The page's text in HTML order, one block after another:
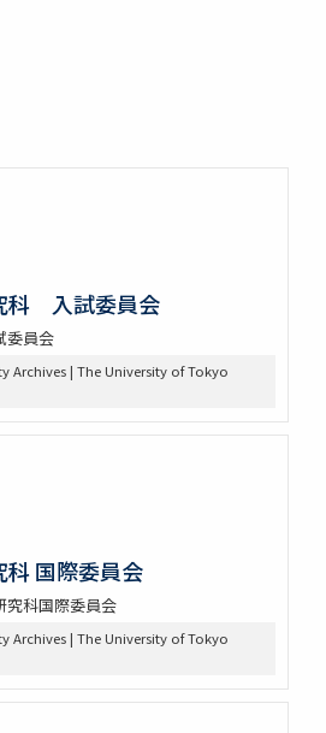
科 入試委員会
委員会
Archives | The University of Tokyo
国際委員会
究科国際委員会
Archives | The University of Tokyo